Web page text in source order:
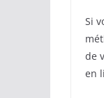
Si
de
en